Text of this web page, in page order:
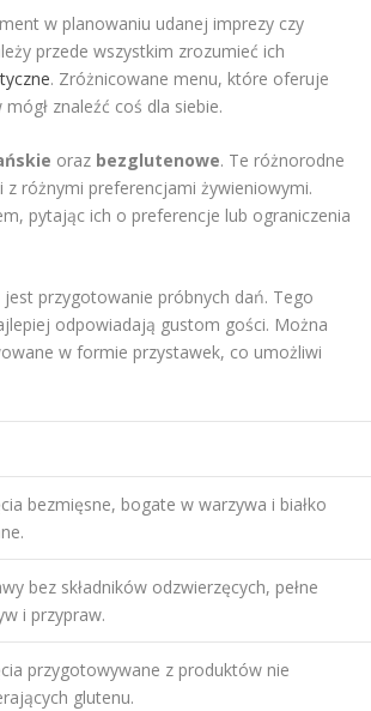
w planowaniu udanej imprezy czy
przede wszystkim zrozumieć ich
. Zróżnicowane menu, które oferuje
znaleźć coś dla siebie.
oraz bezglutenowe. Te różnorodne
różnymi preferencjami żywieniowymi.
pytając ich o preferencje lub ograniczenia
przygotowanie próbnych dań. Tego
odpowiadają gustom gości. Można
w formie przystawek, co umożliwi
bezmięsne, bogate w warzywa i białko
bez składników odzwierzęcych, pełne
i przypraw.
przygotowywane z produktów nie
glutenu.